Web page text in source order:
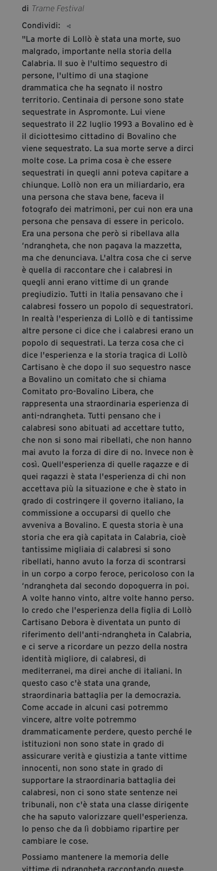
segreteria@tramefestival.it
info@tramefestival.it
+39 346 954 4078
di Trame Festival
Condividi:
"La morte di Lollò è stata una morte, suo
malgrado, importante nella storia della
Calabria. Il suo è l'ultimo sequestro di
persone, l'ultimo di una stagione
drammatica che ha segnato il nostro
territorio. Centinaia di persone sono state
sequestrate in Aspromonte. Lui viene
sequestrato il 22 luglio 1993 a Bovalino ed è
il diciottesimo cittadino di Bovalino che
viene sequestrato. La sua morte serve a dirci
molte cose. La prima cosa è che essere
sequestrati in quegli anni poteva capitare a
chiunque. Lollò non era un miliardario, era
una persona che stava bene, faceva il
fotografo dei matrimoni, per cui non era una
persona che pensava di essere in pericolo.
Era una persona che però si ribellava alla
‘ndrangheta, che non pagava la mazzetta,
ma che denunciava. L'altra cosa che ci serve
è quella di raccontare che i calabresi in
quegli anni erano vittime di un grande
pregiudizio. Tutti in Italia pensavano che i
calabresi fossero un popolo di sequestratori.
In realtà l'esperienza di Lollò e di tantissime
altre persone ci dice che i calabresi erano un
popolo di sequestrati. La terza cosa che ci
dice l'esperienza e la storia tragica di Lollò
Cartisano è che dopo il suo sequestro nasce
a Bovalino un comitato che si chiama
Comitato pro-Bovalino Libera, che
rappresenta una straordinaria esperienza di
anti-ndrangheta. Tutti pensano che i
calabresi sono abituati ad accettare tutto,
che non si sono mai ribellati, che non hanno
mai avuto la forza di dire di no. Invece non è
così. Quell'esperienza di quelle ragazze e di
quei ragazzi è stata l'esperienza di chi non
accettava più la situazione e che è stato in
grado di costringere il governo italiano, la
commissione a occuparsi di quello che
avveniva a Bovalino. E questa storia è una
storia che era già capitata in Calabria, cioè
tantissime migliaia di calabresi si sono
ribellati, hanno avuto la forza di scontrarsi
in un corpo a corpo feroce, pericoloso con la
‘ndrangheta dal secondo dopoguerra in poi.
A volte hanno vinto, altre volte hanno perso.
Io credo che l'esperienza della figlia di Lollò
Cartisano Debora è diventata un punto di
riferimento dell'anti-ndrangheta in Calabria,
e ci serve a ricordare un pezzo della nostra
identità migliore, di calabresi, di
mediterranei, ma direi anche di italiani. In
questo caso c'è stata una grande,
straordinaria battaglia per la democrazia.
Come accade in alcuni casi potremmo
vincere, altre volte potremmo
drammaticamente perdere, questo perché le
istituzioni non sono state in grado di
assicurare verità e giustizia a tante vittime
innocenti, non sono state in grado di
supportare la straordinaria battaglia dei
calabresi, non ci sono state sentenze nei
tribunali, non c'è stata una classe dirigente
che ha saputo valorizzare quell'esperienza.
Io penso che da lì dobbiamo ripartire per
cambiare le cose.
Possiamo mantenere la memoria delle
vittime di ndrangheta raccontando queste